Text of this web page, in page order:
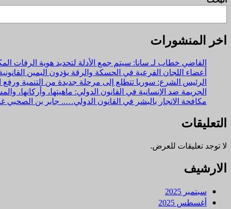
اخر المنشورات
القاضي خطاب لـ سانا: سيتم جمع الأدلة لتحديد هوية الرفات
أعضاء اللجان الفرعية في الحسكة والرقة يؤدون اليمين
الرئيس الشرع: سوريا تتطلع إلى مرحلة جديدة من التنمية
الجريمة ضد الإنسانية في القانون الدولي: ماهيتها،
مكافحة الاتجار بالبشر في القانون الدولي….. جابر بن الصحبي
التعليقات
لا توجد تعليقات للعرض.
الارشيف
سبتمبر 2025
أغسطس 2025